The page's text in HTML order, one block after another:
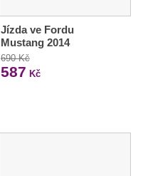
Jízda ve Fordu
Mustang 2014
690 Kč
587 Kč